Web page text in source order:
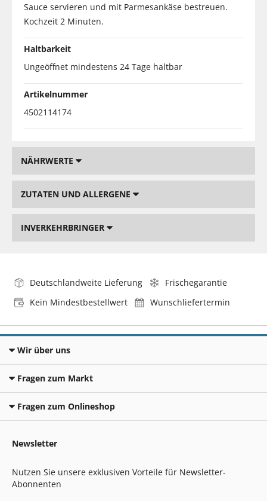
Sauce servieren und mit Parmesankäse bestreuen.
Kochzeit 2 Minuten.
Haltbarkeit
Ungeöffnet mindestens 24 Tage haltbar
Artikelnummer
4502114174
NÄHRWERTE
ZUTATEN UND ALLERGENE
INVERKEHRBRINGER
Deutschlandweite Lieferung
Frischegarantie
Kein Mindestbestellwert
Wunschliefertermin
Wir über uns
Fragen zum Markt
Fragen zum Onlineshop
Newsletter
Nutzen Sie unsere exklusiven Vorteile für Newsletter-
Abonnenten